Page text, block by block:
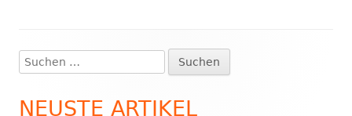
Beiträge
Haupt-
Seitenleiste
Suchen
nach:
NEUSTE ARTIKEL